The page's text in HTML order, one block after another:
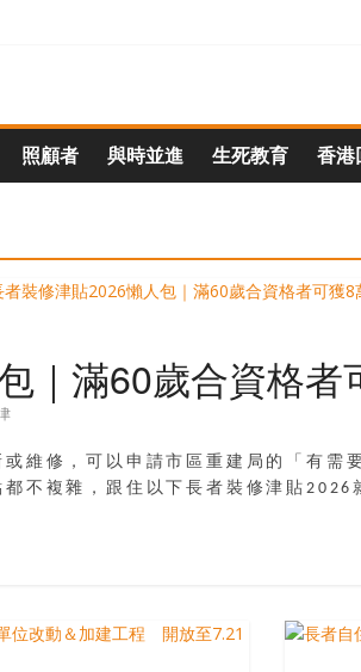
照顧者 與時並進 生死教育 香港
｜滿60歲合資格
維修，可以申請市區重建局的「有
不複雜，跟住以下長者裝修津貼2026